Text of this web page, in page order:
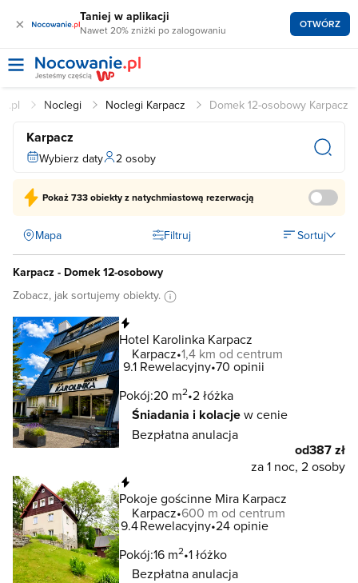
× Taniej w aplikacji
Nawet 20% zniżki po zalogowaniu OTWÓRZ
Noclegi Noclegi Karpacz Domek 12-osobowy Karpacz
Karpacz
Wybierz daty 2 osoby
Pokaż733 obiektyz natychmiastową rezerwacją
Mapa Filtruj Sortuj
Karpacz - Domek 12-osobowy
Zobacz, jak sortujemy obiekty.
Hotel Karolinka Karpacz
Karpacz 1,4 km od centrum
9.1 Rewelacyjny 70 opinii
Pokój:20 m2 2 łóżka
Śniadania i kolacjew cenie
Bezpłatna anulacja
od387 zł
za 1 noc, 2 osoby
Pokoje gościnne Mira Karpacz
Karpacz 600 m od centrum
9.4Rewelacyjny 24 opinie
Pokój:16 m2 1 łóżko
Bezpłatna anulacja